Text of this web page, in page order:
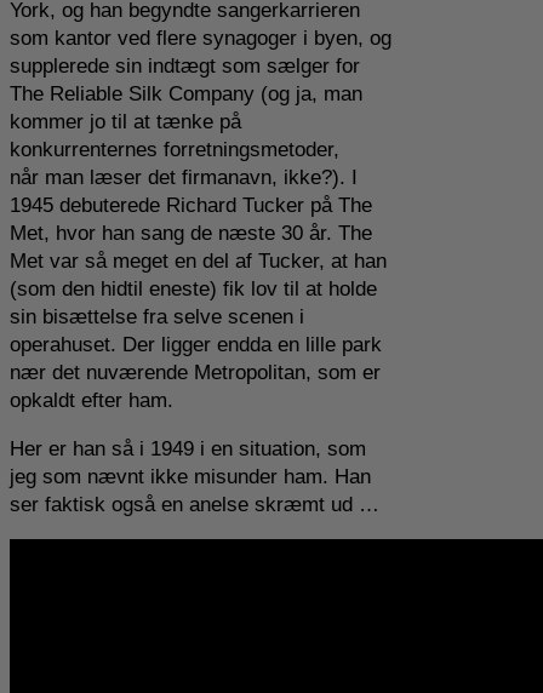
York, og han begyndte sangerkarrieren
som kantor ved flere synagoger i byen, og
supplerede sin indtægt som sælger for
The Reliable Silk Company (og ja, man
kommer jo til at tænke på
konkurrenternes forretningsmetoder,
når man læser det firmanavn, ikke?). I
1945 debuterede Richard Tucker på The
Met, hvor han sang de næste 30 år. The
Met var så meget en del af Tucker, at han
(som den hidtil eneste) fik lov til at holde
sin bisættelse fra selve scenen i
operahuset. Der ligger endda en lille park
nær det nuværende Metropolitan, som er
opkaldt efter ham.
Her er han så i 1949 i en situation, som
jeg som nævnt ikke misunder ham. Han
ser faktisk også en anelse skræmt ud …